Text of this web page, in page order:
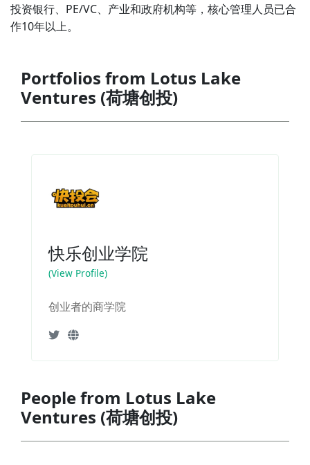
投资银行、PE/VC、产业和政府机构等，核心管理人员已合
作10年以上。
Portfolios from Lotus Lake
Ventures (荷塘创投)
快乐创业学院
(View Profile)
创业者的商学院
People from Lotus Lake
Ventures (荷塘创投)